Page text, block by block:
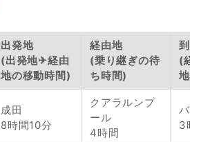
出発地
(出発地✈経由
地の移動時間)
経由地
(乗り継ぎの待
ち時間)
到
(経
地
成田
8時間10分
クアラルンプ
ール
4時間
バ
3時